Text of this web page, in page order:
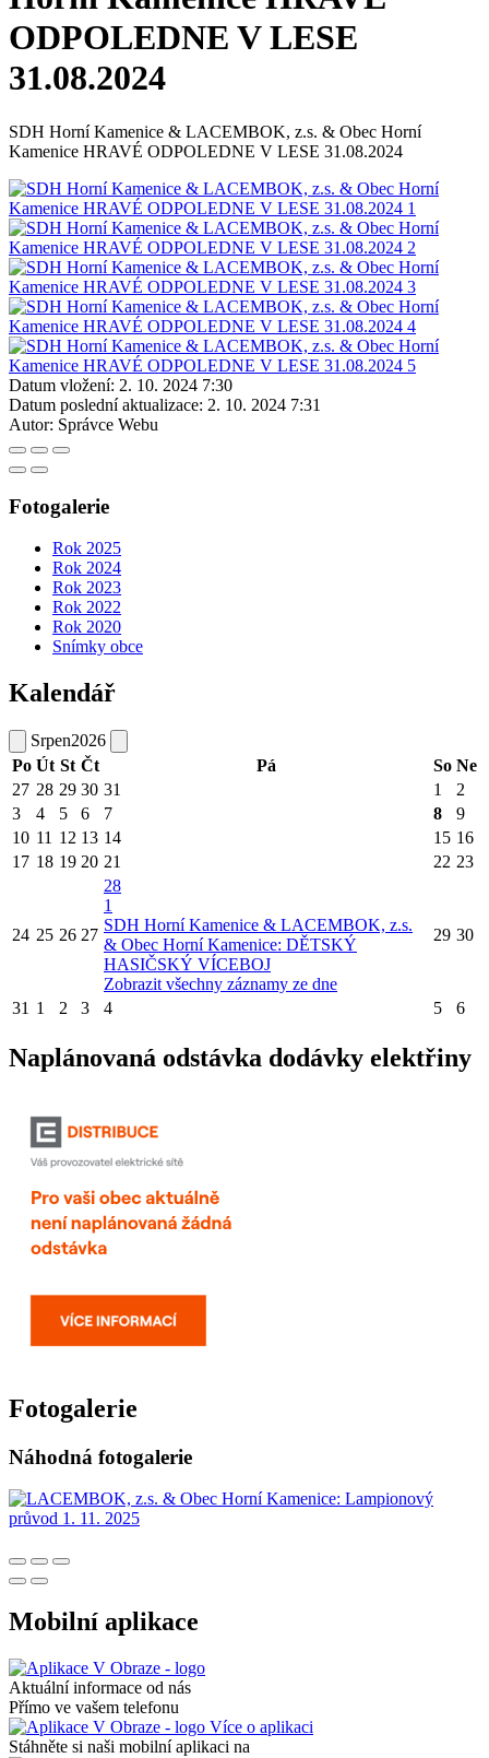
ODPOLEDNE V LESE
31.08.2024
SDH Horní Kamenice & LACEMBOK, z.s. & Obec Horní
Kamenice HRAVÉ ODPOLEDNE V LESE 31.08.2024
Datum vložení: 2. 10. 2024 7:30
Datum poslední aktualizace: 2. 10. 2024 7:31
Autor: Správce Webu
Fotogalerie
Rok 2025
Rok 2024
Rok 2023
Rok 2022
Rok 2020
Snímky obce
Kalendář
Srpen2026
Po Út St Čt Pá So Ne
27 28 29 30 31 1
2
3
4 5 6 7 8
9
10 11 12 13 14 15 16
17 18 19 20 21 22 23
24 25 26 27
28
1
SDH Horní Kamenice & LACEMBOK, z.s.
& Obec Horní Kamenice: DĚTSKÝ
HASIČSKÝ VÍCEBOJ
Zobrazit všechny záznamy ze dne
29 30
31 1 2 3 4 5 6
Naplánovaná odstávka dodávky elektřiny
Fotogalerie
Náhodná fotogalerie
Mobilní aplikace
Aktuální informace od nás
Přímo ve vašem telefonu
Více o aplikaci
Stáhněte si naši mobilní aplikaci na